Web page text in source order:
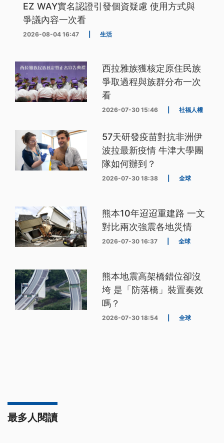
EZ WAY實名認證引發個資疑慮 使用方式與
爭議內容一次看
2026-08-04 16:47 生活
西拉雅族獲核定原住民族
爭取過程與族群分布一次
看
2026-07-30 15:46 社福人權
57天研發疫苗對抗非洲伊
波拉最新疫情 牛津大學團
隊如何辦到？
2026-07-30 18:38 全球
熊本10年迢迢重建路 一文
對比兩次強震各地災情
2026-07-30 16:37 全球
熊本地震高架橋錯位卻沒
垮 是「防落橋」裝置奏效
嗎？
2026-07-30 18:54 全球
最多人閱讀